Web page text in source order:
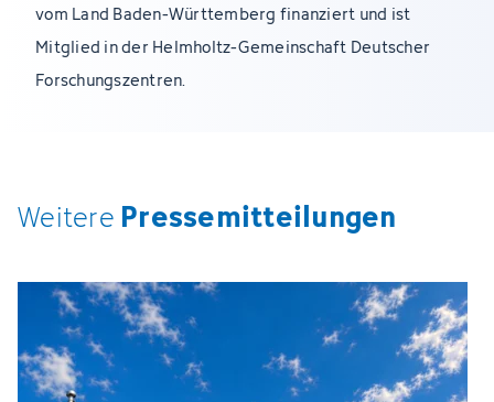
vom Land Baden-Württemberg finanziert und ist
Mitglied in der Helmholtz-Gemeinschaft Deutscher
Forschungszentren.
Weitere Pressemitteilungen